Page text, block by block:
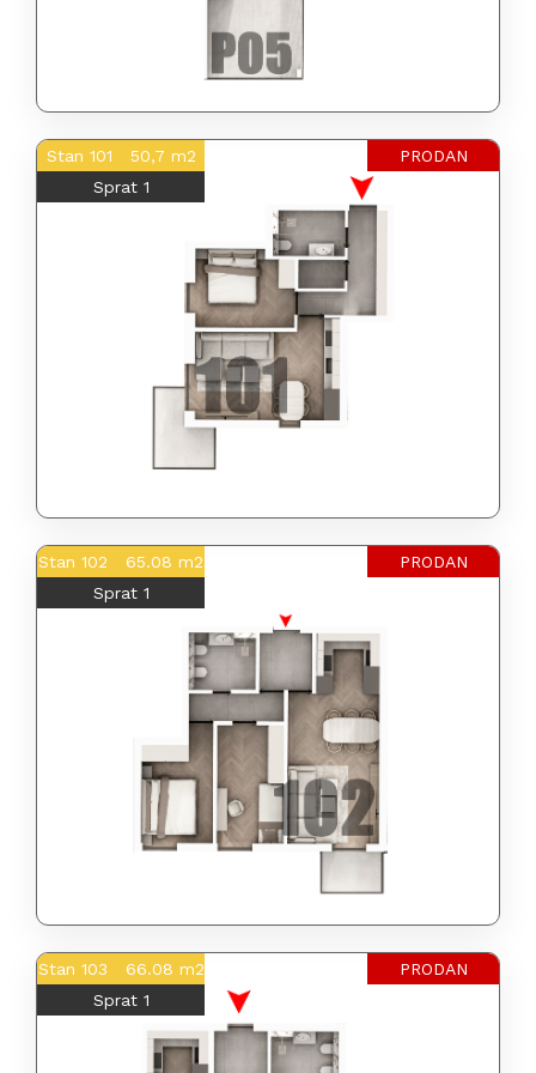
Stan 101 50,7 m2
Sprat 1
PRODAN
Stan 102 65.08 m2
Sprat 1
PRODAN
Stan 103 66.08 m2
Sprat 1
PRODAN